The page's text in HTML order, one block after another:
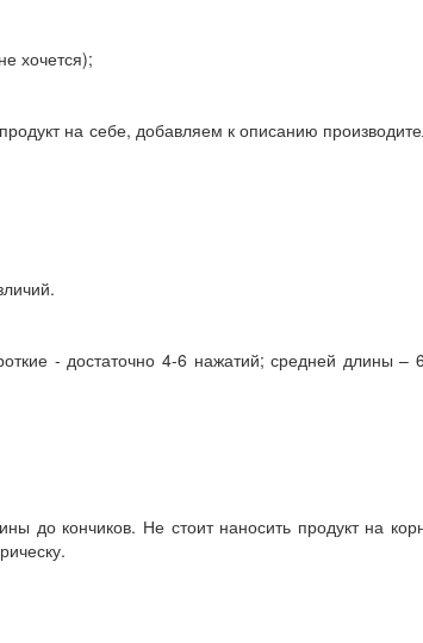
хочется);
на себе, добавляем к описанию
- достаточно 4-6 нажатий; средней длины –
до кончиков. Не стоит наносить продукт на